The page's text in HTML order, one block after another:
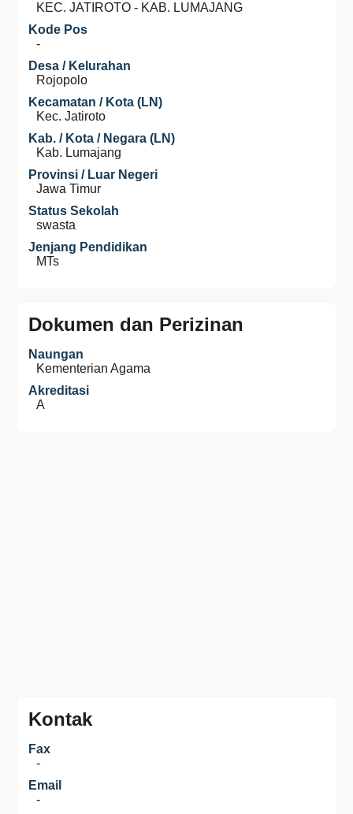
KEC. JATIROTO - KAB. LUMAJANG
Kode Pos
-
Desa / Kelurahan
Rojopolo
Kecamatan / Kota (LN)
Kec. Jatiroto
Kab. / Kota / Negara (LN)
Kab. Lumajang
Provinsi / Luar Negeri
Jawa Timur
Status Sekolah
swasta
Jenjang Pendidikan
MTs
Dokumen dan Perizinan
Naungan
Kementerian Agama
Akreditasi
A
Kontak
Fax
-
Email
-